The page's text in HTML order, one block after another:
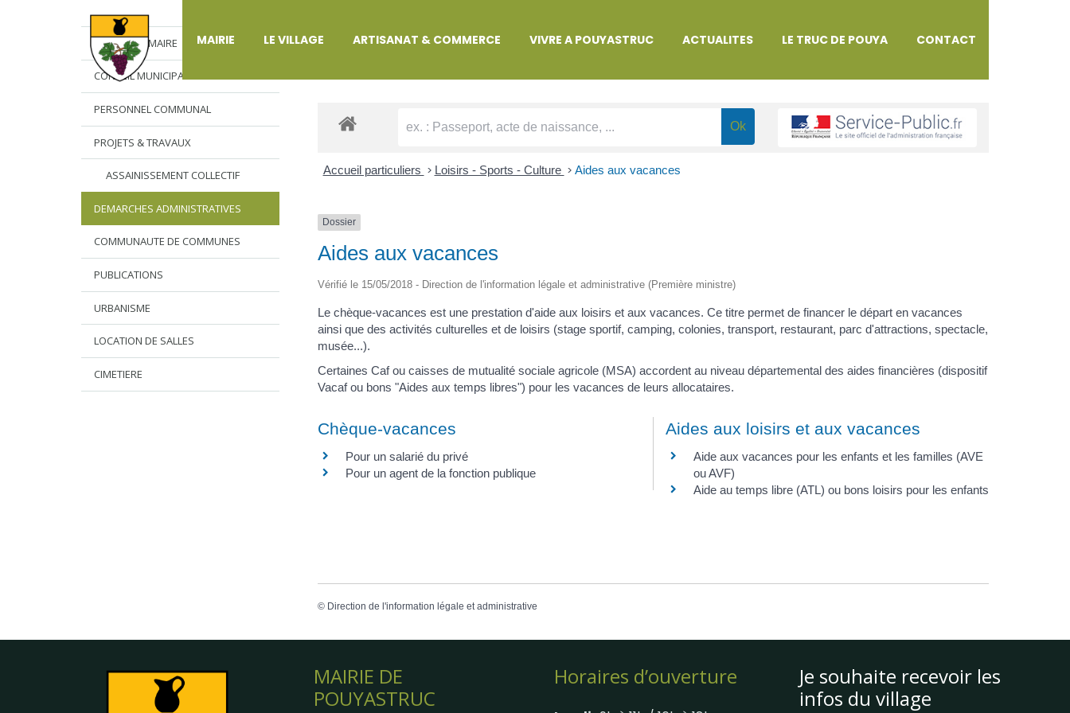
MAIRIE LE VILLAGE ARTISANAT & COMMERCE VIVRE A POUYASTRUC ACTUALITES LE TRUC DE POUYA CONTACT
L’EDITO DU MAIRE
CONSEIL MUNICIPAL
PERSONNEL COMMUNAL
PROJETS & TRAVAUX
ASSAINISSEMENT COLLECTIF
DEMARCHES ADMINISTRATIVES
COMMUNAUTE DE COMMUNES
PUBLICATIONS
URBANISME
LOCATION DE SALLES
CIMETIERE
DÉMARCHES ADMINISTRATIVES
Accueil particuliers > Loisirs - Sports - Culture > Aides aux vacances
Dossier
Aides aux vacances
Vérifié le 15/05/2018 - Direction de l'information légale et administrative (Première ministre)
Le chèque-vacances est une prestation d'aide aux loisirs et aux vacances. Ce titre permet de financer le départ en vacances
ainsi que des activités culturelles et de loisirs (stage sportif, camping, colonies, transport, restaurant, parc d'attractions, spectacle,
musée...).
Certaines Caf ou caisses de mutualité sociale agricole (MSA) accordent au niveau départemental des aides financières (dispositif
Vacaf ou bons "Aides aux temps libres") pour les vacances de leurs allocataires.
Chèque-vacances
Pour un salarié du privé
Pour un agent de la fonction publique
Aides aux loisirs et aux vacances
Aide aux vacances pour les enfants et les familles (AVE
ou AVF)
Aide au temps libre (ATL) ou bons loisirs pour les enfants
© Direction de l'information légale et administrative
MAIRIE DE
POUYASTRUC
Horaires d’ouverture
Je souhaite recevoir les
infos du village